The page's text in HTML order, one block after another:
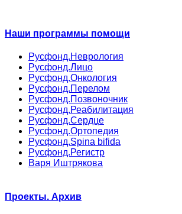
Наши программы помощи
Русфонд.Неврология
Русфонд.Лицо
Русфонд.Онкология
Русфонд.Перелом
Русфонд.Позвоночник
Русфонд.Реабилитация
Русфонд.Сердце
Русфонд.Ортопедия
Русфонд.Spina bifida
Русфонд.Регистр
Варя Иштрякова
Проекты. Архив